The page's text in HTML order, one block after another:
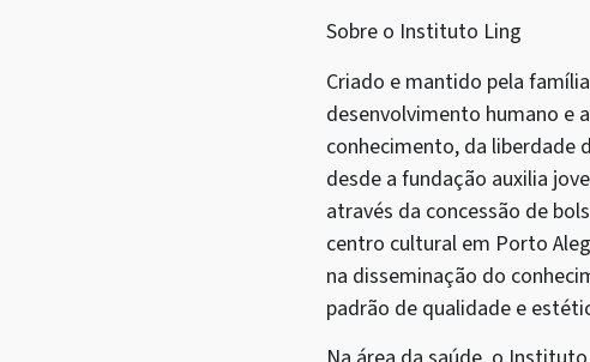
Sobre o Instituto Ling
Criado e mantido pela
desenvolvimento humano e
conhecimento, da liberdade
desde a fundação auxilia
através da concessão de
centro cultural em Porto
na disseminação do
padrão de qualidade e